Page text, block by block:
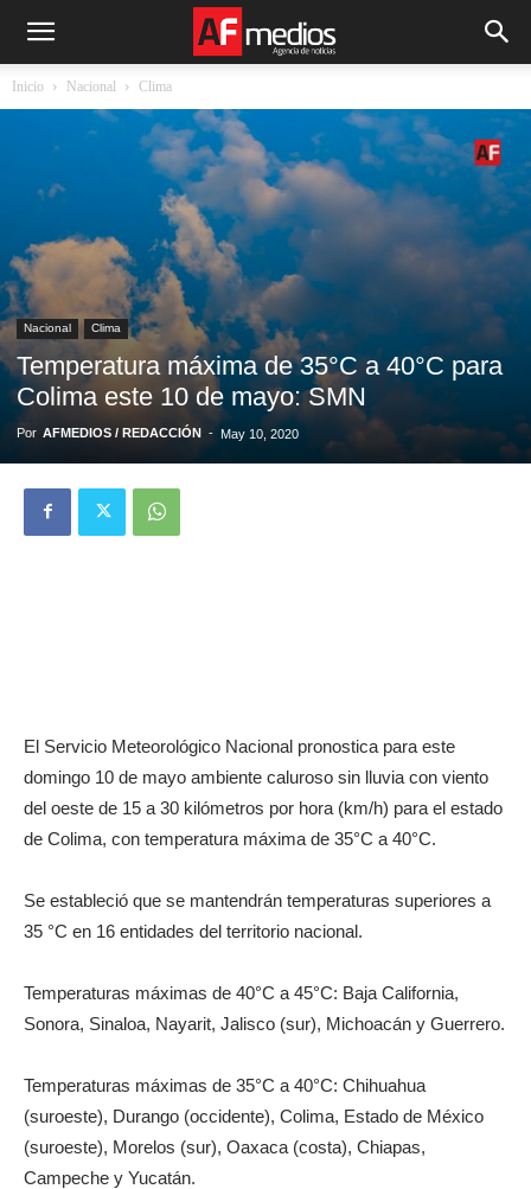
Inicio Nacional Clima
Nacional Clima
Temperatura máxima de 35°C a 40°C para
Colima este 10 de mayo: SMN
Por AFMEDIOS / REDACCIÓN - May 10, 2020
El Servicio Meteorológico Nacional pronostica para este
domingo 10 de mayo ambiente caluroso sin lluvia con viento
del oeste de 15 a 30 kilómetros por hora (km/h) para el estado
de Colima, con temperatura máxima de 35°C a 40°C.
Se estableció que se mantendrán temperaturas superiores a
35 °C en 16 entidades del territorio nacional.
Temperaturas máximas de 40°C a 45°C: Baja California,
Sonora, Sinaloa, Nayarit, Jalisco (sur), Michoacán y Guerrero.
Temperaturas máximas de 35°C a 40°C: Chihuahua
(suroeste), Durango (occidente), Colima, Estado de México
(suroeste), Morelos (sur), Oaxaca (costa), Chiapas,
Campeche y Yucatán.